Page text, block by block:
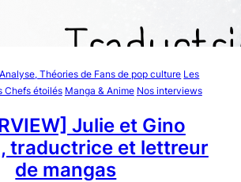
Théories de Fans de pop culture Les
Chefs étoilés Manga & Anime Nos interviews
Julie et Gino
traductrice et lettreur
de mangas